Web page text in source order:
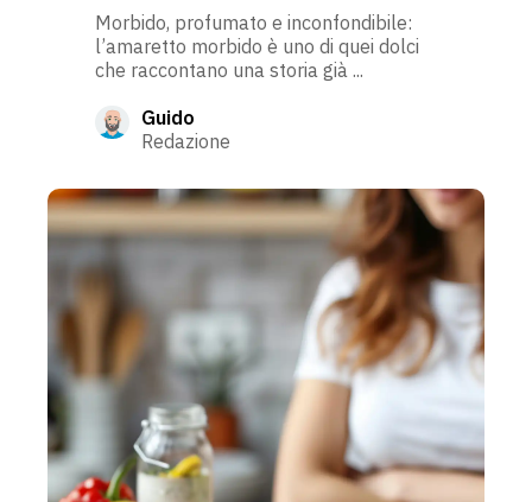
Morbido, profumato e inconfondibile:
l’amaretto morbido è uno di quei dolci
che raccontano una storia già ...
Guido
Redazione